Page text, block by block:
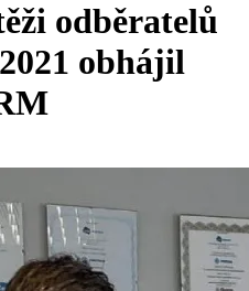
odběratelů
obhájil